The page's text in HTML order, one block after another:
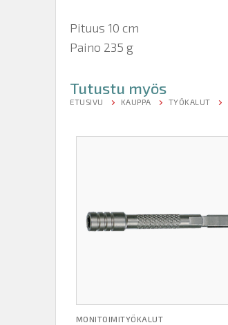
Pituus 10 cm
Paino 235 g
Tutustu myös
ETUSIVU KAUPPA TYÖKALUT
MONITOIMITYÖKALUT